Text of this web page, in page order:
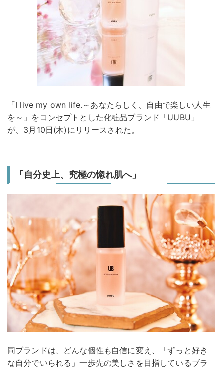
「I live my own life.～あなたらしく、自由で楽しい人生
を～」をコンセプトとした化粧品ブランド「UUBU」
が、3月10日(木)にリリースされた。
「自分史上、究極の惚れ肌へ」
同ブランドは、どんな個性も自信に変え、「ずっと好き
な自分でいられる」一歩先の美しさを目指しているブラ